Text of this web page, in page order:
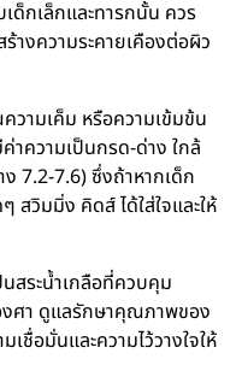
เด็กเล็กและทารกนั้น ควร
ร้างความระคายเคืองต่อผิว
วามเค็ม หรือความเข้มข้น
าความเป็นกรด-ด่าง ใกล้
7.2-7.6) ซึ่งถ้าหากเด็ก
สวิมมิ่ง คิดส์ ได้ใส่ใจและให้
สระน้ำเกลือที่ควบคุม
ศา ดูแลรักษาคุณภาพของ
ชื่อมั่นและความไว้วางใจให้